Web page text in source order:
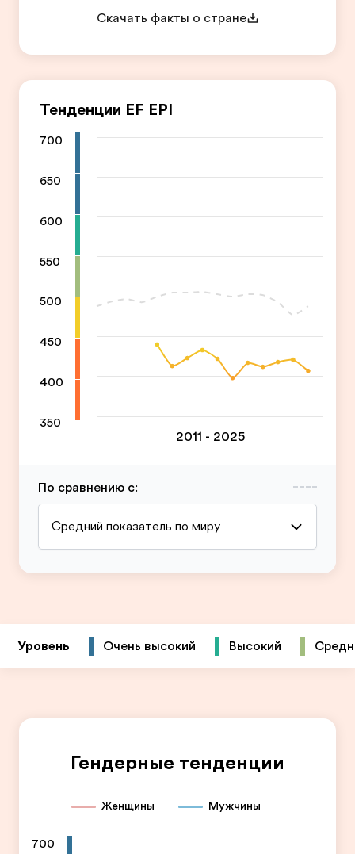
Скачать факты о стране
Тенденции EF EPI
700
650
600
550
500
450
400
350
2011 - 2025
По сравнению с:
Средний показатель по миру
Уровень Очень высокий Высокий
Гендерные тенденции
Женщины Мужчины
700